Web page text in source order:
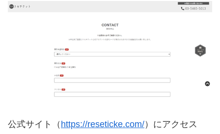
公式サイト（ https://reseticke.com/）にアクセス